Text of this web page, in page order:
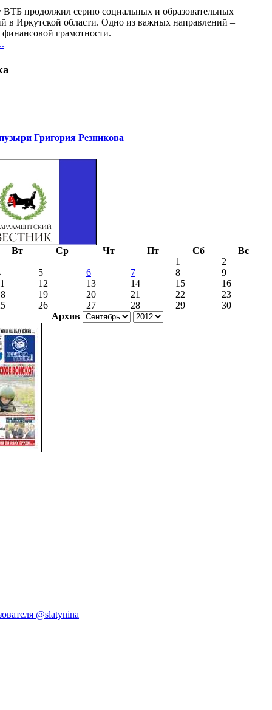
ВТБ продолжил серию социальных и образовательных
в Иркутской области. Одно из важных направлений –
грамотности.
Григория Резникова
Вт Ср Чт Пт Сб
Вс
1
2
5 6 7 8
9
12 13 14 15
16
19 20 21 22
23
26 27 28 29
30
Архив
@slatynina